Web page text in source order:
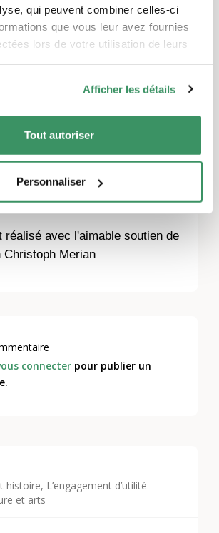
qui peuvent combiner celles-ci
que vous leur avez fournies
lors de votre utilisation de leurs
Afficher les détails
Tout autoriser
Personnaliser
histoire, L’engagement d’utilité
et arts
Frau Meissner accompagneront
en musique.
est limité à 100 personnes. Le
du masque, le contact-tracing
de 1,5 m entre les
réalisé avec l'aimable soutien de
Christoph Merian
connecter pour publier un